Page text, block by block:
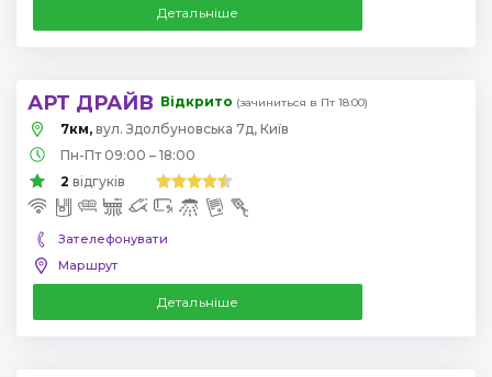
Детальніше
АРТ ДРАЙВ Відкрито (зачиниться в Пт 18:00)
7км, вул. Здолбуновська 7д, Київ
Пн-Пт 09:00 – 18:00
2 відгуків
Зателефонувати
Маршрут
Детальніше